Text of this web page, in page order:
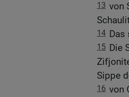
13 von
14 Das
15 Die
Sippe
16 von